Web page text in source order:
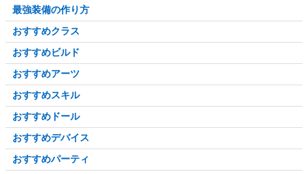
最強装備の作り方
おすすめクラス
おすすめビルド
おすすめアーツ
おすすめスキル
おすすめドール
おすすめデバイス
おすすめパーティ